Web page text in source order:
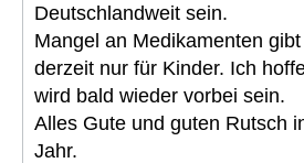
Deutschlandweit sein.
Mangel an Medikamenten
derzeit nur für Kinder. Ich
wird bald wieder vorbei sein.
Alles Gute und guten Rutsch
Jahr.